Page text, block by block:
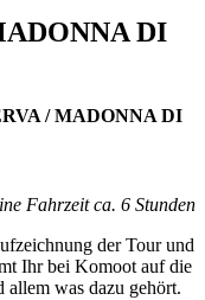
DI
/ MADONNA DI
Fahrzeit ca. 6 Stunden
der Tour und
Ihr bei Komoot auf die
allem was dazu gehört.